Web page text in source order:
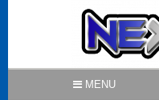
MENU